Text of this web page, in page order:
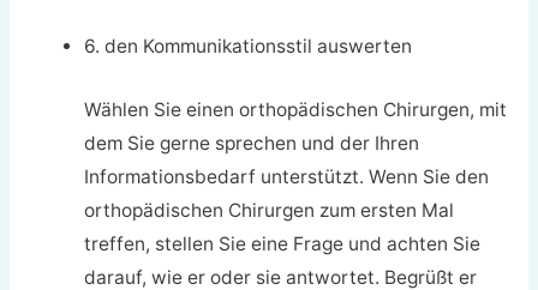
6. den Kommunikationsstil auswerten
Wählen Sie einen orthopädischen Chirurgen, mit
dem Sie gerne sprechen und der Ihren
Informationsbedarf unterstützt. Wenn Sie den
orthopädischen Chirurgen zum ersten Mal
treffen, stellen Sie eine Frage und achten Sie
darauf, wie er oder sie antwortet. Begrüßt er